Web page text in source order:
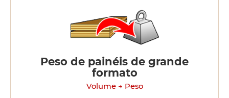
Peso de painéis de grande
formato
Volume → Peso